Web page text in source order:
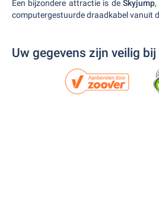
Een bijzondere attractie is deSkyjump,
computergestuurde draadkabel vanuit
Uw gegevens zijn veilig bij